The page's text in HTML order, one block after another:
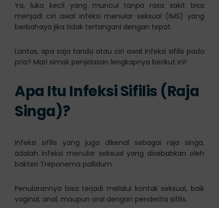
Ya, luka kecil yang muncul tanpa rasa sakit bisa
menjadi ciri awal infeksi menular seksual (IMS) yang
berbahaya jika tidak tertangani dengan tepat.
Lantas, apa saja tanda atau ciri awal infeksi sifilis pada
pria? Mari simak penjelasan lengkapnya berikut ini!
Apa Itu Infeksi Sifilis (Raja
Singa)?
Infeksi sifilis yang juga dikenal sebagai raja singa,
adalah infeksi menular seksual yang disebabkan oleh
bakteri Treponema pallidum.
Penularannya bisa terjadi melalui kontak seksual, baik
vaginal, anal, maupun oral dengan penderita sifilis.